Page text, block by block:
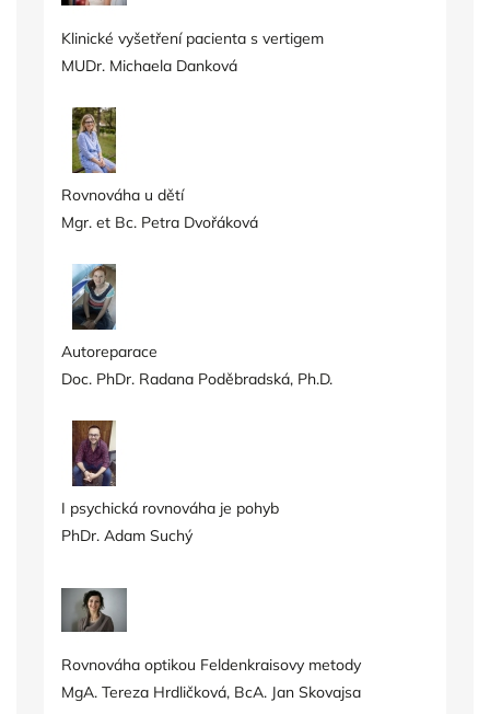
Klinické vyšetření pacienta s vertigem
MUDr. Michaela Danková
Rovnováha u dětí
Mgr. et Bc. Petra Dvořáková
Autoreparace
Doc. PhDr. Radana Poděbradská, Ph.D.
I psychická rovnováha je pohyb
PhDr. Adam Suchý
Rovnováha optikou Feldenkraisovy metody
MgA. Tereza Hrdličková, BcA. Jan Skovajsa